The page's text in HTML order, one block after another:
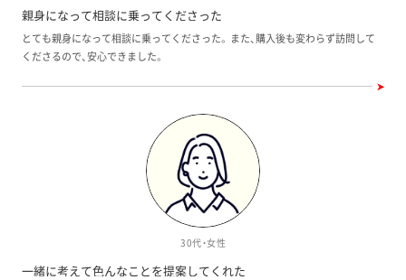
親身になって相談に乗ってくださった
とても親身になって相談に乗ってくださった。 また、購入後も変わらず訪問して
くださるので、安心できました。
30代・女性
一緒に考えて色んなことを提案してくれた